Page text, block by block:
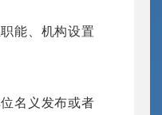
能、机构设置
名义发布或者